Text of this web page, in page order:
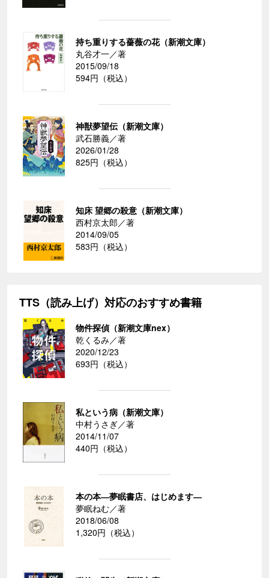
持ち重りする薔薇の花（新潮文庫）
丸谷才一／著
2015/09/18
594円（税込）
神獣夢望伝（新潮文庫）
武石勝義／著
2026/01/28
825円（税込）
知床 望郷の殺意（新潮文庫）
西村京太郎／著
2014/09/05
583円（税込）
TTS（読み上げ）対応のおすすめ書籍
物件探偵（新潮文庫nex）
乾くるみ／著
2020/12/23
693円（税込）
私という病（新潮文庫）
中村うさぎ／著
2014/11/07
440円（税込）
本の本―夢眠書店、はじめます―
夢眠ねむ／著
2018/06/08
1,320円（税込）